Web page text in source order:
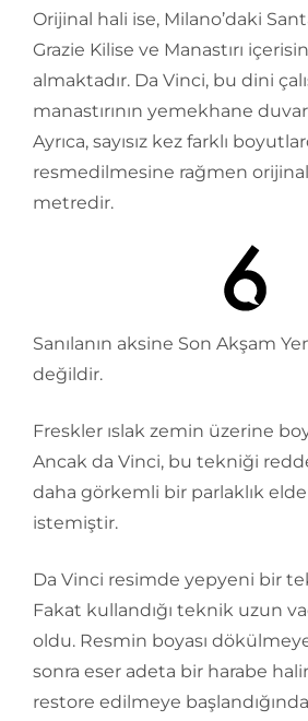
Orijinal hali ise, Milano’daki
Grazie Kilise ve Manastırı
almaktadır. Da Vinci, bu dini
manastırının yemekhane
Ayrıca, sayısız kez farklı
resmedilmesine rağmen
metredir.
Sanılanın aksine Son Akşam
değildir.
Freskler ıslak zemin üzerine
Ancak da Vinci, bu tekniği
daha görkemli bir parlaklık
istemiştir.
Da Vinci resimde yepyeni bir
Fakat kullandığı teknik uzun
oldu. Resmin boyası
sonra eser adeta bir harabe
restore edilmeye başlandığında